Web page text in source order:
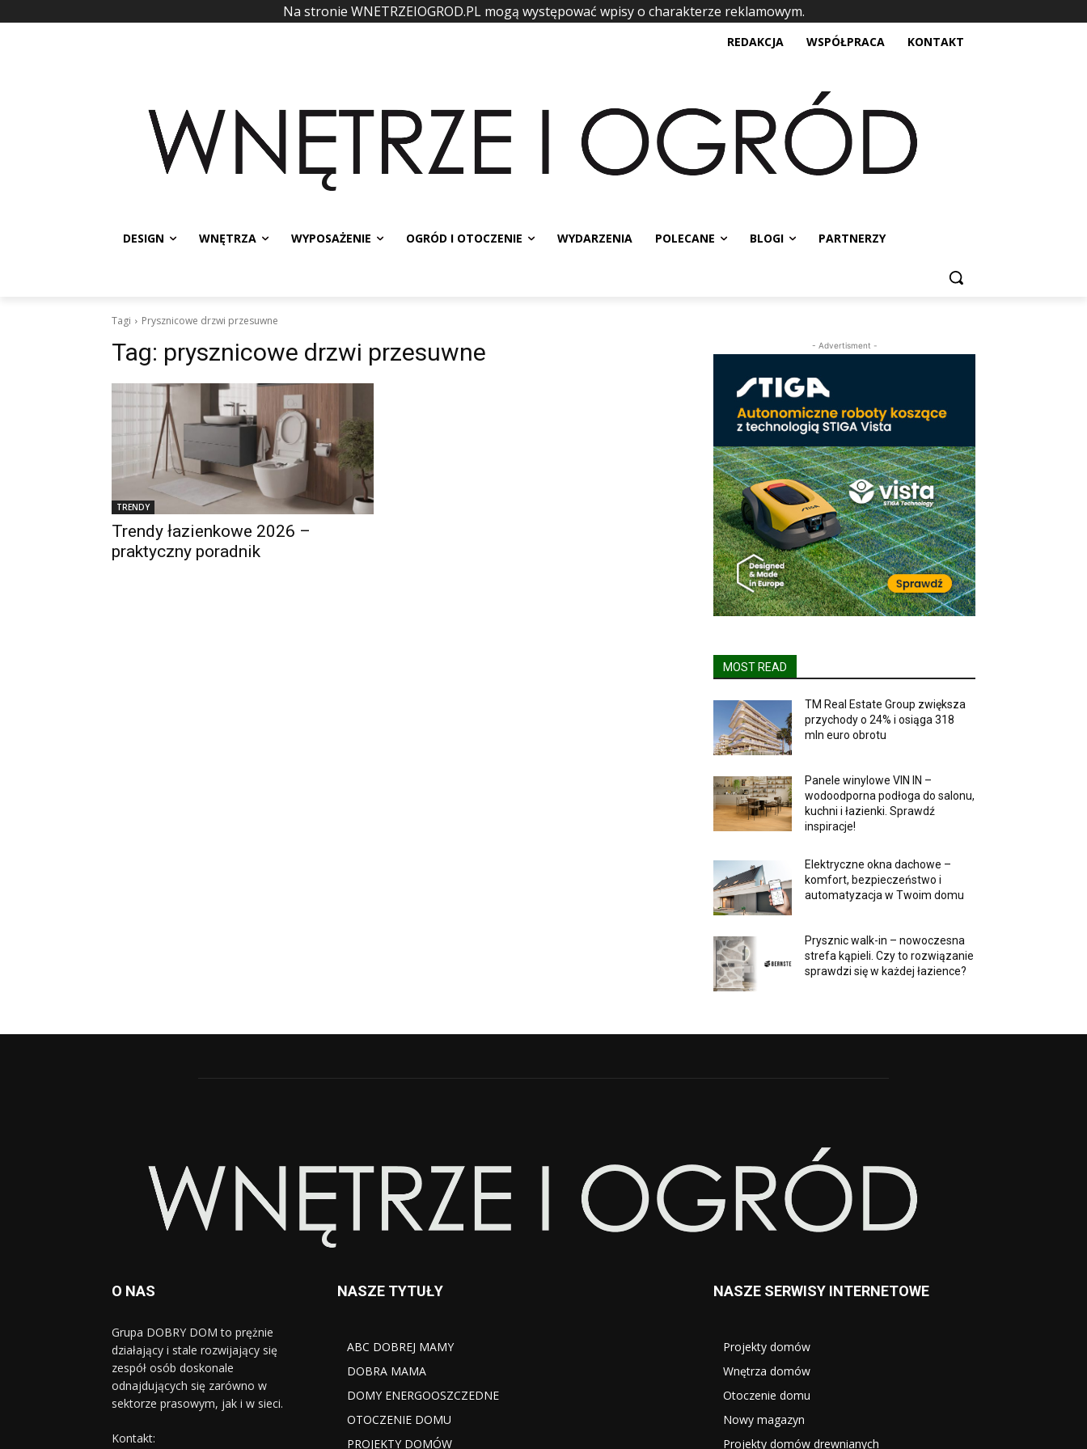
Na stronie WNETRZEIOGROD.PL mogą występować wpisy o charakterze reklamowym.
REDAKCJA WSPÓŁPRACA KONTAKT
DESIGN WNĘTRZA WYPOSAŻENIE OGRÓD I OTOCZENIE WYDARZENIA POLECANE BLOGI PARTNERZY
Tagi Prysznicowe drzwi przesuwne
Tag: prysznicowe drzwi przesuwne
TRENDY
Trendy łazienkowe 2026 –
praktyczny poradnik
- Advertisment -
MOST READ
TM Real Estate Group zwiększa
przychody o 24% i osiąga 318
mln euro obrotu
Panele winylowe VIN IN –
wodoodporna podłoga do salonu,
kuchni i łazienki. Sprawdź
inspiracje!
Elektryczne okna dachowe –
komfort, bezpieczeństwo i
automatyzacja w Twoim domu
Prysznic walk-in – nowoczesna
strefa kąpieli. Czy to rozwiązanie
sprawdzi się w każdej łazience?
O NAS
Grupa DOBRY DOM to prężnie
działający i stale rozwijający się
zespół osób doskonale
odnajdujących się zarówno w
sektorze prasowym, jak i w sieci.
Kontakt:
NASZE TYTUŁY
ABC DOBREJ MAMY
DOBRA MAMA
DOMY ENERGOOSZCZEDNE
OTOCZENIE DOMU
PROJEKTY DOMÓW
NASZE SERWISY INTERNETOWE
Projekty domów
Wnętrza domów
Otoczenie domu
Nowy magazyn
Projekty domów drewnianych